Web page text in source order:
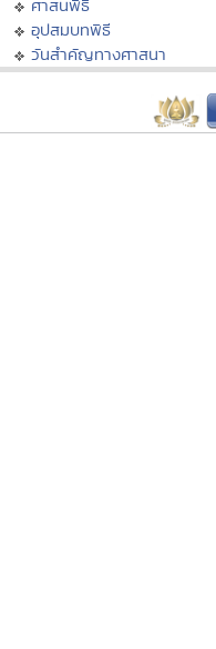
ศาสนพิธี
อุปสมบทพิธี
วันสำคัญทางศาสนา